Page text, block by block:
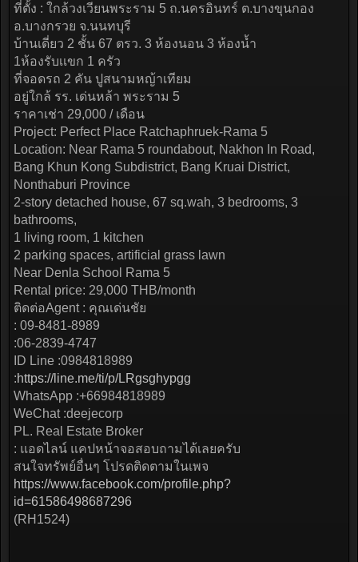
ที่ตั้ง : ใกล้วงเวียนพระราม 5 ถ.นครอินทร์ ต.บางขุนกอง
อ.บางกรวย จ.นนทบุรี
บ้านเดี่ยว 2 ชั้น 67 ตรว. 3 ห้องนอน 3 ห้องน้ำ
1ห้องรับเเขก 1 ครัว
ที่จอดรถ 2 คัน ปูสนามหญ้าเทียม
อยู่ใกล้ รร. เด่นหล้า พระราม 5
ราคาเช่า 29,000 / เดือน
Project: Perfect Place Ratchaphruek-Rama 5
Location: Near Rama 5 roundabout, Nakhon In Road,
Bang Khun Kong Subdistrict, Bang Kruai District,
Nonthaburi Province
2-story detached house, 67 sq.wah, 3 bedrooms, 3
bathrooms,
1 living room, 1 kitchen
2 parking spaces, artificial grass lawn
Near Denla School Rama 5
Rental price: 29,000 THB/month
ติดต่อAgent : คุณเด่นชัย
: 09-8481-8989
:06-2839-4747
ID Line :0984818989
:https://line.me/ti/p/LRgsghypgg
WhatsApp :+66984818989
WeChat :deejecorp
PL. Real Estate Broker
: แอดไลน์ แคปหน้าจอสอบถามได้เลยครับ
สนใจทรัพย์อื่นๆ โปรดติดตามในเพจ
https://www.facebook.com/profile.php?
id=61586498687296
(RH1524)